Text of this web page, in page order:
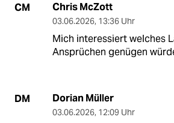
CM Chris McZott
03.06.2026, 13:36 Uhr
Mich interessiert welches
Ansprüchen genügen
DM Dorian Müller
03.06.2026, 12:09 Uhr